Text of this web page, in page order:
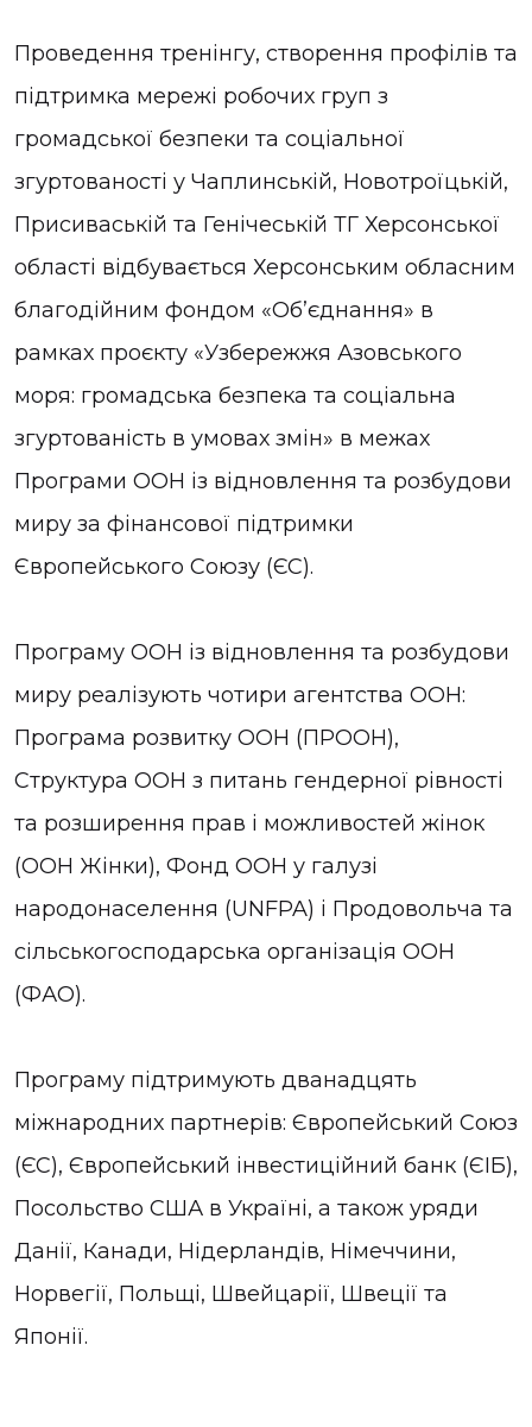
Проведення тренінгу, створення профілів та
підтримка мережі робочих груп з
громадської безпеки та соціальної
згуртованості у Чаплинській, Новотроїцькій,
Присиваській та Генічеській ТГ Херсонської
області відбувається Херсонським обласним
благодійним фондом «Об’єднання» в
рамках проєкту «Узбережжя Азовського
моря: громадська безпека та соціальна
згуртованість в умовах змін» в межах
Програми ООН із відновлення та розбудови
миру за фінансової підтримки
Європейського Союзу (ЄС).
Програму ООН із відновлення та розбудови
миру реалізують чотири агентства ООН:
Програма розвитку ООН (ПРООН),
Структура ООН з питань гендерної рівності
та розширення прав і можливостей жінок
(ООН Жінки), Фонд ООН у галузі
народонаселення (UNFPA) і Продовольча та
сільськогосподарська організація ООН
(ФАО).
Програму підтримують дванадцять
міжнародних партнерів: Європейський Союз
(ЄС), Європейський інвестиційний банк (ЄІБ),
Посольство США в Україні, а також уряди
Данії, Канади, Нідерландів, Німеччини,
Норвегії, Польщі, Швейцарії, Швеції та
Японії.